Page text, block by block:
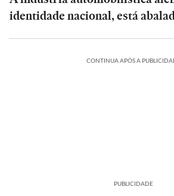
identidade nacional, está
CONTINUA APÓS A
PUBLICIDADE